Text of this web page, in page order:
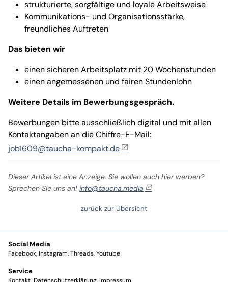
strukturierte, sorgfältige und loyale Arbeitsweise
Kommunikations- und Organisationsstärke,
freundliches Auftreten
Das bieten wir
einen sicheren Arbeitsplatz mit 20 Wochenstunden
einen angemessenen und fairen Stundenlohn
Weitere Details im Bewerbungsgespräch.
Bewerbungen bitte ausschließlich digital und mit allen
Kontaktangaben an die Chiffre-E-Mail:
job1609@taucha-kompakt.de
Dieser Artikel ist eine Anzeige. Sie wollen auch hier werben?
Sprechen Sie uns an! info@taucha.media
zurück zur Übersicht
Social Media
Facebook Instagram Threads Youtube
Service
Kontakt Datenschutzerklärung Impressum